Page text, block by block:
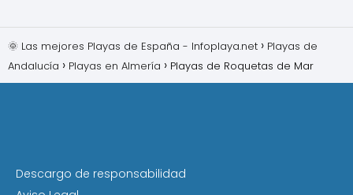
🌞 Las mejores Playas de España - Infoplaya.net
Playas de
Andalucía
Playas en Almería Playas de Roquetas de Mar
Descargo de responsabilidad